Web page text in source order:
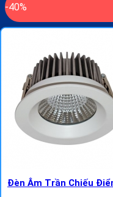
-40%
Đèn Âm Trần Chiếu